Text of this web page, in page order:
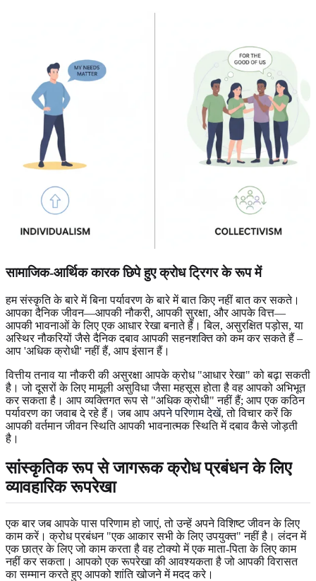
सामाजिक-आर्थिक कारक छिपे हुए क्रोध ट्रिगर के रूप में
हम संस्कृति के बारे में बिना पर्यावरण के बारे में बात किए नहीं बात कर सकते।
आपका दैनिक जीवन—आपकी नौकरी, आपकी सुरक्षा, और आपके वित्त—
आपकी भावनाओं के लिए एक आधार रेखा बनाते हैं। बिल, असुरक्षित पड़ोस, या
अस्थिर नौकरियों जैसे दैनिक दबाव आपकी सहनशक्ति को कम कर सकते हैं –
आप 'अधिक क्रोधी' नहीं हैं, आप इंसान हैं।
वित्तीय तनाव या नौकरी की असुरक्षा आपके क्रोध "आधार रेखा" को बढ़ा सकती
है। जो दूसरों के लिए मामूली असुविधा जैसा महसूस होता है वह आपको अभिभूत
कर सकता है। आप व्यक्तिगत रूप से "अधिक क्रोधी" नहीं हैं; आप एक कठिन
पर्यावरण का जवाब दे रहे हैं। जब आप अपने परिणाम देखें, तो विचार करें कि
आपकी वर्तमान जीवन स्थिति आपकी भावनात्मक स्थिति में दबाव कैसे जोड़ती
है।
सांस्कृतिक रूप से जागरूक क्रोध प्रबंधन के लिए
व्यावहारिक रूपरेखा
एक बार जब आपके पास परिणाम हो जाएं, तो उन्हें अपने विशिष्ट जीवन के लिए
काम करें। क्रोध प्रबंधन "एक आकार सभी के लिए उपयुक्त" नहीं है। लंदन में
एक छात्र के लिए जो काम करता है वह टोक्यो में एक माता-पिता के लिए काम
नहीं कर सकता। आपको एक रूपरेखा की आवश्यकता है जो आपकी विरासत
का सम्मान करते हुए आपको शांति खोजने में मदद करे।